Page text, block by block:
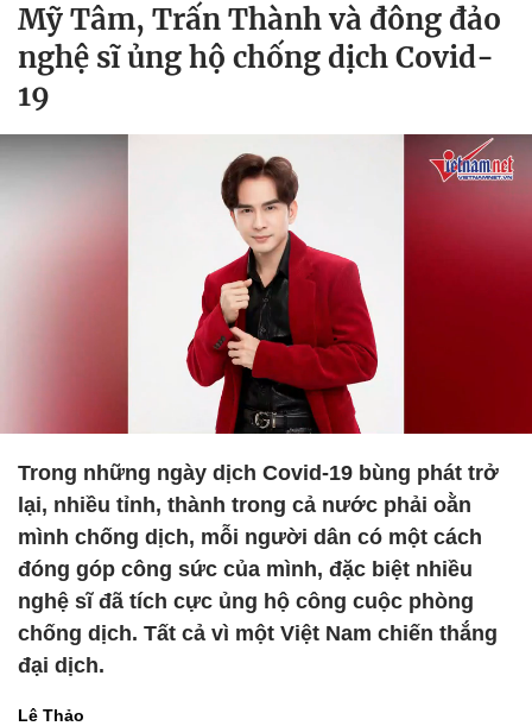
Mỹ Tâm, Trấn Thành và đông đảo
nghệ sĩ ủng hộ chống dịch Covid-
19
Trong những ngày dịch Covid-19 bùng phát trở
lại, nhiều tỉnh, thành trong cả nước phải oằn
mình chống dịch, mỗi người dân có một cách
đóng góp công sức của mình, đặc biệt nhiều
nghệ sĩ đã tích cực ủng hộ công cuộc phòng
chống dịch. Tất cả vì một Việt Nam chiến thắng
đại dịch.
Lê Thảo